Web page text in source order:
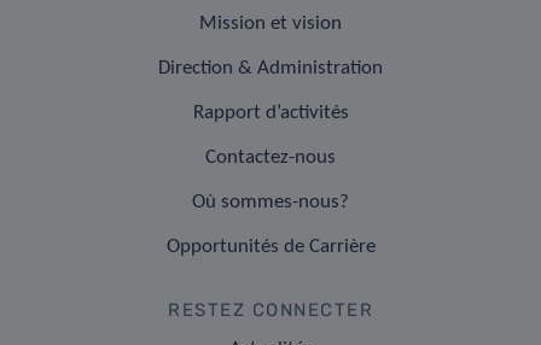
Mission et vision
Direction & Administration
Rapport d’activités
Contactez-nous
Où sommes-nous?
Opportunités de Carrière
RESTEZ CONNECTER